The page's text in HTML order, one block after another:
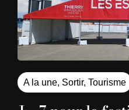
A la une, Sortir, Tourisme